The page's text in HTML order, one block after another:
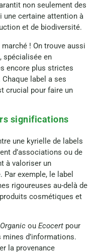
non seulement des
une certaine attention à
et de biodiversité.
! On trouve aussi
, spécialisée en
encore plus strictes
label a ses
crucial pour faire un
significations
une kyrielle de labels
d’associations ou de
à valoriser un
exemple, le label
rigoureuses au-delà de
cosmétiques et
ou Ecocert pour
d’informations.
la provenance